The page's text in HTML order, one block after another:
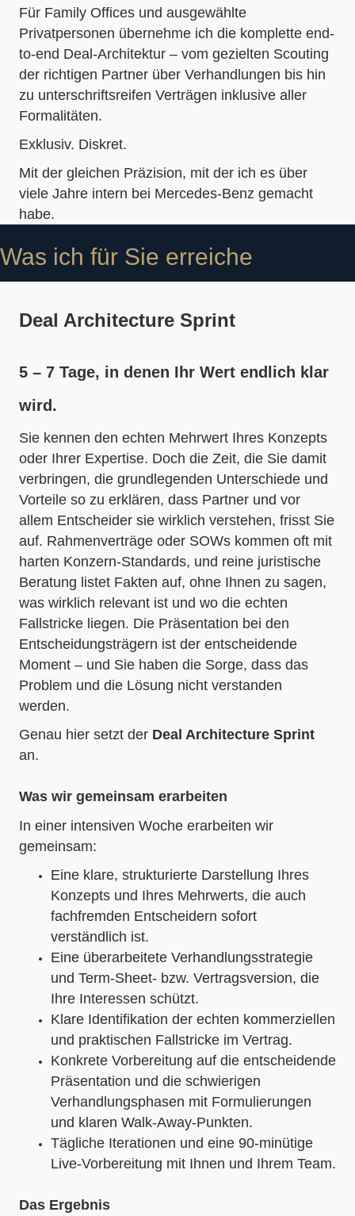
Für Family Offices und ausgewählte
Privatpersonen übernehme ich die komplette end-
to-end Deal-Architektur – vom gezielten Scouting
der richtigen Partner über Verhandlungen bis hin
zu unterschriftsreifen Verträgen inklusive aller
Formalitäten.
Exklusiv. Diskret.
Mit der gleichen Präzision, mit der ich es über
viele Jahre intern bei Mercedes-Benz gemacht
habe.
Was ich für Sie erreiche
Deal Architecture Sprint
5 – 7 Tage, in denen Ihr Wert endlich klar
wird.
Sie kennen den echten Mehrwert Ihres Konzepts
oder Ihrer Expertise. Doch die Zeit, die Sie damit
verbringen, die grundlegenden Unterschiede und
Vorteile so zu erklären, dass Partner und vor
allem Entscheider sie wirklich verstehen, frisst Sie
auf. Rahmenverträge oder SOWs kommen oft mit
harten Konzern-Standards, und reine juristische
Beratung listet Fakten auf, ohne Ihnen zu sagen,
was wirklich relevant ist und wo die echten
Fallstricke liegen. Die Präsentation bei den
Entscheidungsträgern ist der entscheidende
Moment – und Sie haben die Sorge, dass das
Problem und die Lösung nicht verstanden
werden.
Genau hier setzt der Deal Architecture Sprint
an.
Was wir gemeinsam erarbeiten
In einer intensiven Woche erarbeiten wir
gemeinsam:
Eine klare, strukturierte Darstellung Ihres
Konzepts und Ihres Mehrwerts, die auch
fachfremden Entscheidern sofort
verständlich ist.
Eine überarbeitete Verhandlungsstrategie
und Term-Sheet- bzw. Vertragsversion, die
Ihre Interessen schützt.
Klare Identifikation der echten kommerziellen
und praktischen Fallstricke im Vertrag.
Konkrete Vorbereitung auf die entscheidende
Präsentation und die schwierigen
Verhandlungsphasen mit Formulierungen
und klaren Walk-Away-Punkten.
Tägliche Iterationen und eine 90-minütige
Live-Vorbereitung mit Ihnen und Ihrem Team.
Das Ergebnis